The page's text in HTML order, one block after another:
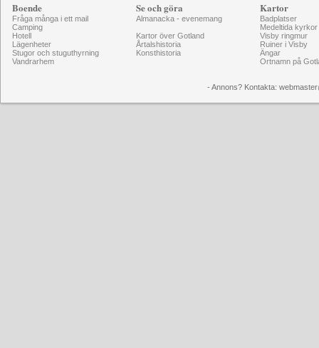
Boende
Fråga många i ett mail
Camping
Hotell
Lägenheter
Stugor och stuguthyrning
Vandrarhem
Se och göra
Almanacka - evenemang
Kartor över Gotland
Årtalshistoria
Konsthistoria
Kartor
Badplatser
Medeltida kyrkor
Visby ringmur
Ruiner i Visby
Ängar
Ortnamn på
- Annons? Kontakta: